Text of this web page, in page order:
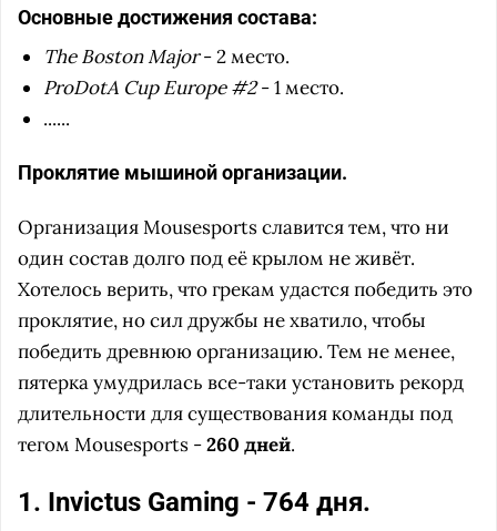
Основные достижения состава:
The Boston Major- 2 место.
ProDotA Cup Europe #2- 1 место.
......
Проклятие мышиной организации.
Организация Mousesports славится тем, что ни
один состав долго под её крылом не живёт.
Хотелось верить, что грекам удастся победить это
проклятие, но сил дружбы не хватило, чтобы
победить древнюю организацию. Тем не менее,
пятерка умудрилась все-таки установить рекорд
длительности для существования команды под
тегом Mousesports -260 дней.
1. Invictus Gaming - 764 дня.